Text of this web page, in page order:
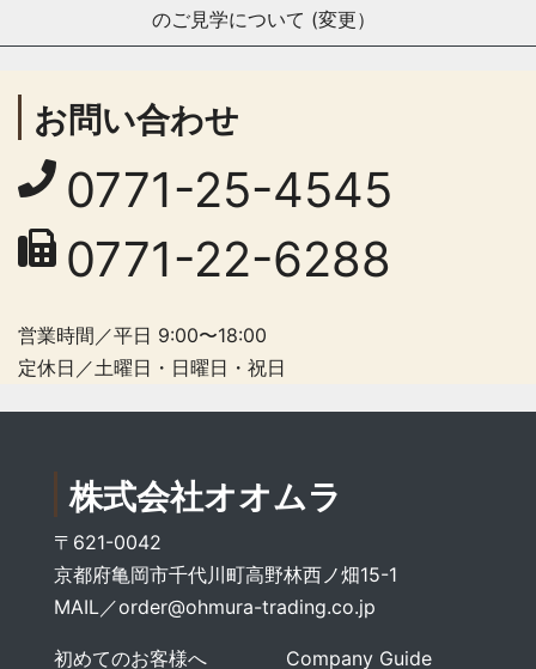
のご見学について (変更）
お問い合わせ
0771-25-4545
0771-22-6288
営業時間／平日 9:00〜18:00
定休日／土曜日・日曜日・祝日
株式会社オオムラ
〒621-0042
京都府亀岡市千代川町高野林西ノ畑15-1
MAIL／order@ohmura-trading.co.jp
初めてのお客様へ Company Guide